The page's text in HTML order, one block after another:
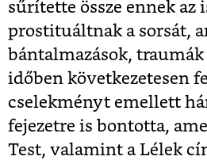
sűrítette össze ennek az
prostituáltnak a sorsát,
bántalmazások,
időben következetesen
cselekményt emellett
fejezetre is bontotta,
Test, valamint a Lélek